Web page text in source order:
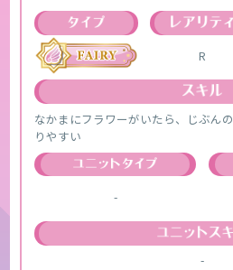
R
なかまにフラワーがいたら、じぶん
りやすい
-
-